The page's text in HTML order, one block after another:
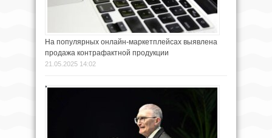
На популярных онлайн-маркетплейсах выявлена
продажа контрафактной продукции
21.05.2025 14:02